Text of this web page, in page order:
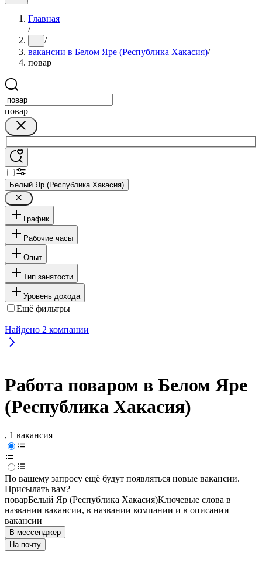
Главная
/
... /
вакансии в Белом Яре (Республика Хакасия)/
повар
повар
Белый Яр (Республика Хакасия)
График
Рабочие часы
Опыт
Тип занятости
Уровень дохода
Ещё фильтры
Найдено 2 компании
Работа поваром в Белом Яре
(Республика Хакасия)
, 1 вакансия
По вашему запросу ещё будут появляться новые вакансии.
Присылать вам?
поварБелый Яр (Республика Хакасия)Ключевые слова в
названии вакансии, в названии компании и в описании
вакансии
В мессенджер
На почту